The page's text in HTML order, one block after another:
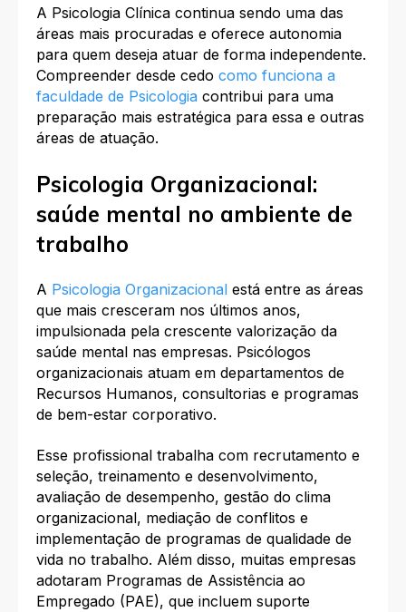
A Psicologia Clínica continua sendo uma das
áreas mais procuradas e oferece autonomia
para quem deseja atuar de forma independente.
Compreender desde cedo como funciona a
faculdade de Psicologia contribui para uma
preparação mais estratégica para essa e outras
áreas de atuação.​
Psicologia Organizacional:
saúde mental no ambiente de
trabalho
A Psicologia Organizacional está entre as áreas
que mais cresceram nos últimos anos,
impulsionada pela crescente valorização da
saúde mental nas empresas. Psicólogos
organizacionais atuam em departamentos de
Recursos Humanos, consultorias e programas
de bem-estar corporativo.​
Esse profissional trabalha com recrutamento e
seleção, treinamento e desenvolvimento,
avaliação de desempenho, gestão do clima
organizacional, mediação de conflitos e
implementação de programas de qualidade de
vida no trabalho. Além disso, muitas empresas
adotaram Programas de Assistência ao
Empregado (PAE), que incluem suporte